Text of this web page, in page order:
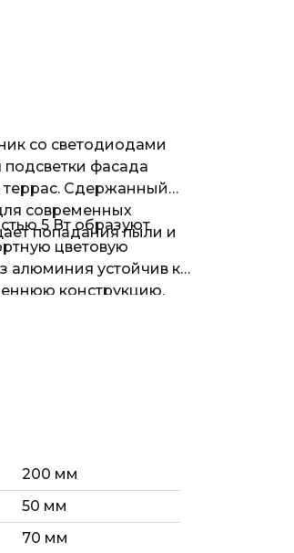
со светодиодами
фасада
Сдержанный
современных
попадания пыли и
5 Вт образуют
цветовую
алюминия устойчив к
конструкцию.
200 мм
50 мм
70 мм